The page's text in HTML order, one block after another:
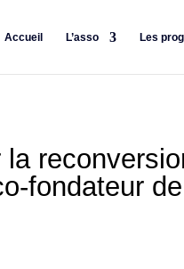
Accueil L’asso Les
fondateur